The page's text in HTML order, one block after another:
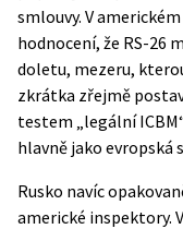
smlouvy. V
hodnocení, že RS-26
doletu, mezeru,
zkrátka zřejmě
testem „legální
hlavně jako
Rusko navíc
americké inspektory.